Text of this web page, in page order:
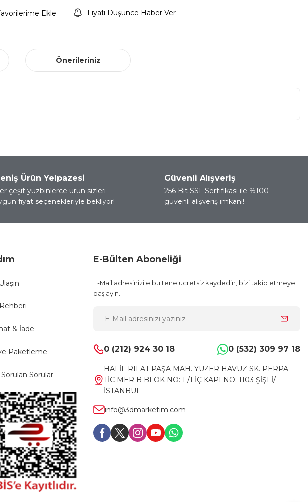
Fiyatı Düşünce Haber Ver
Önerileriniz
Ürün Yelpazesi
çeşit yüzbinlerce ürün sizleri
fiyat seçenekleriyle bekliyor!
Güvenli Alışveriş
256 Bit SSL Sertifikası ile %100
güvenli alışveriş imkanı!
& İade
Paketleme
Sorulan Sorular
E-Bülten Aboneliği
E-Mail adresinizi e bültene ücretsiz kaydedin, bizi takip etmeye
başlayın.
0 (212) 924 30 18 0 (532) 309 97 18
HALİL RIFAT PAŞA MAH. YÜZER HAVUZ SK. PERPA
TİC MER B BLOK NO: 1 /1 İÇ KAPI NO: 1103 ŞİŞLİ/
İSTANBUL
info@3dmarketim.com